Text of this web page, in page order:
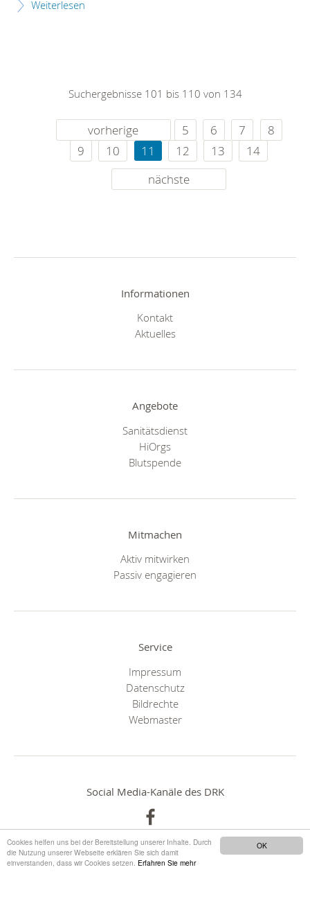
OK
Cookies helfen uns bei der Bereitstellung unserer Inhalte. Durch
die Nutzung unserer Webseite erklären Sie sich damit
einverstanden, dass wir Cookies setzen. Erfahren Sie mehr
Weiterlesen
Suchergebnisse 101 bis 110 von 134
vorherige 5 6 7
8
9
10 11 12 13
14
nächste
Informationen
Kontakt
Aktuelles
Angebote
Sanitätsdienst
HiOrgs
Blutspende
Mitmachen
Aktiv mitwirken
Passiv engagieren
Service
Impressum
Datenschutz
Bildrechte
Webmaster
Social Media-Kanäle des DRK